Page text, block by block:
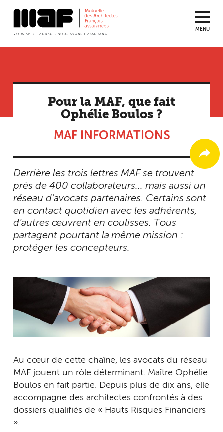
MENU
Pour la MAF, que fait
Ophélie Boulos ?
MAF INFORMATIONS
Derrière les trois lettres MAF se trouvent
près de 400 collaborateurs... mais aussi un
réseau d’avocats partenaires. Certains sont
en contact quotidien avec les adhérents,
d’autres œuvrent en coulisses. Tous
partagent pourtant la même mission :
protéger les concepteurs.
Au cœur de cette chaîne, les avocats du réseau
MAF jouent un rôle déterminant. Maître Ophélie
Boulos en fait partie. Depuis plus de dix ans, elle
accompagne des architectes confrontés à des
dossiers qualifiés de « Hauts Risques Financiers
».